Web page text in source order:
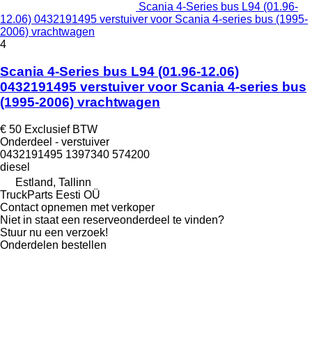
Scania 4-Series bus L94 (01.96-
12.06) 0432191495 verstuiver voor Scania 4-series bus (1995-
2006) vrachtwagen
4
Scania 4-Series bus L94 (01.96-12.06)
0432191495 verstuiver voor Scania 4-series bus
(1995-2006) vrachtwagen
€ 50 Exclusief BTW
Onderdeel - verstuiver
0432191495 1397340 574200
diesel
Estland, Tallinn
TruckParts Eesti OÜ
Contact opnemen met verkoper
Niet in staat een reserveonderdeel te vinden?
Stuur nu een verzoek!
Onderdelen bestellen